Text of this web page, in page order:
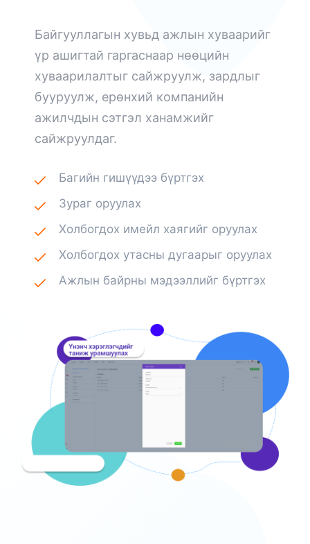
Байгууллагын хувьд ажлын хуваарийг
үр ашигтай гаргаснаар нөөцийн
хуваарилалтыг сайжруулж, зардлыг
бууруулж, ерөнхий компанийн
ажилчдын сэтгэл ханамжийг
сайжруулдаг.
Багийн гишүүдээ бүртгэх
Зураг оруулах
Холбогдох имейл хаягийг оруулах
Холбогдох утасны дугаарыг оруулах
Ажлын байрны мэдээллийг бүртгэх